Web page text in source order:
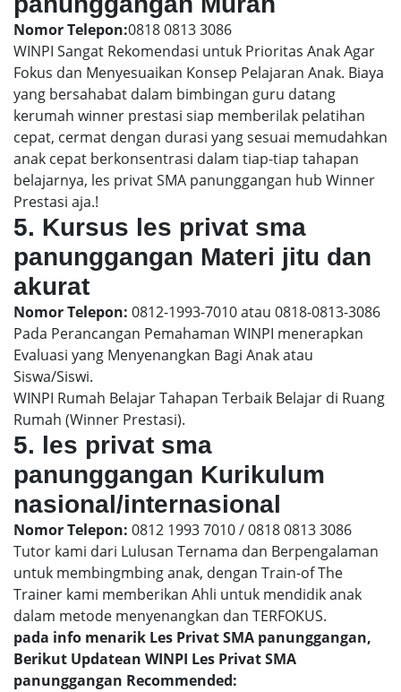
Nomor Telepon:0818 0813 3086
WINPI Sangat Rekomendasi untuk Prioritas Anak Agar
Fokus dan Menyesuaikan Konsep Pelajaran Anak. Biaya
yang bersahabat dalam bimbingan guru datang
kerumah winner prestasi siap memberilak pelatihan
cepat, cermat dengan durasi yang sesuai memudahkan
anak cepat berkonsentrasi dalam tiap-tiap tahapan
belajarnya, les privat SMA panunggangan hub Winner
Prestasi aja.!
5. Kursus les privat sma
panunggangan Materi jitu dan
akurat
Nomor Telepon: 0812-1993-7010 atau 0818-0813-3086
Pada Perancangan Pemahaman WINPI menerapkan
Evaluasi yang Menyenangkan Bagi Anak atau
Siswa/Siswi.
WINPI Rumah Belajar Tahapan Terbaik Belajar di Ruang
Rumah (Winner Prestasi).
5. les privat sma
panunggangan Kurikulum
nasional/internasional
Nomor Telepon: 0812 1993 7010 / 0818 0813 3086
Tutor kami dari Lulusan Ternama dan Berpengalaman
untuk membingmbing anak, dengan Train-of The
Trainer kami memberikan Ahli untuk mendidik anak
dalam metode menyenangkan dan TERFOKUS.
pada info menarik Les Privat SMA panunggangan,
Berikut Updatean WINPI Les Privat SMA
panunggangan Recommended: